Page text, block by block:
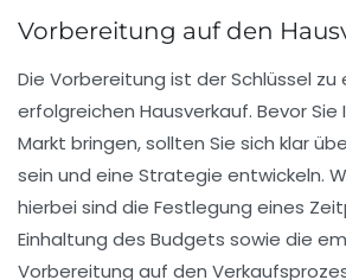
Vorbereitung auf den
Die Vorbereitung ist der Schlüssel zu
erfolgreichen Hausverkauf. Bevor
Markt bringen, sollten Sie sich klar
sein und eine Strategie entwickeln.
hierbei sind die Festlegung eines
Einhaltung des Budgets sowie die
Vorbereitung auf den